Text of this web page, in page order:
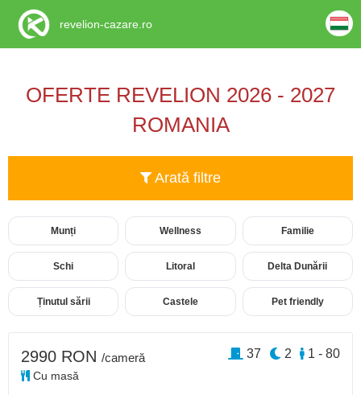
OFERTE REVELION 2026 - 2027
ROMANIA
Arată filtre
Munți Wellness Familie
Schi Litoral Delta Dunării
Ținutul sării Castele Pet friendly
2990 RON /cameră
Cu masă
1 - 80
2
37
revelion-cazare.ro